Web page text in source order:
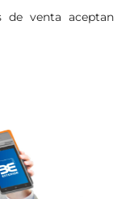
venta aceptan